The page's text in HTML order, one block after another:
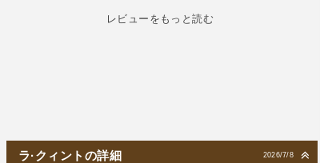
ったです。感動しました。店主の創作なのかな？
るぶっきらぼうで本当は良い人なんだと思いま
レビューをもっと読む
2026/7/8
ラ·クィントの詳細